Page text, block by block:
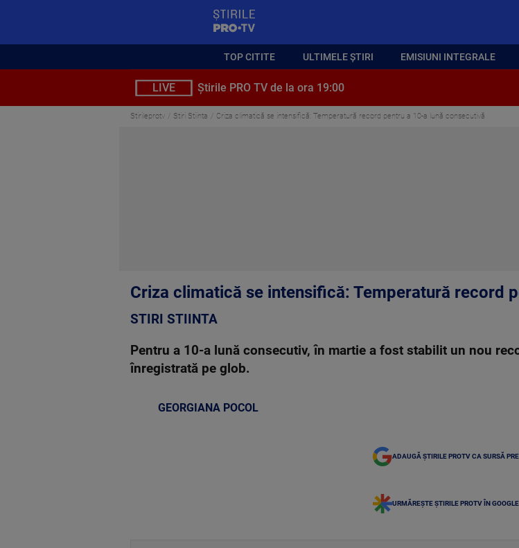
TOP CITITE ULTIMELE ȘTIRI EMISIUNI INTEGRALE
LIVE Știrile PRO TV de la ora 19:00
Stirileprotv Stiri Stiinta Criza climatică se intensifică: Temperatură record pentru a 10-a lună consecutivă
Criza climatică se intensifică: Temperatură record
STIRI STIINTA
Pentru a 10-a lună consecutiv, în martie a fost stabilit un nou
înregistrată pe glob.
GEORGIANA POCOL
ADAUGĂ ȘTIRILE PROTV CA SURSĂ
URMĂREȘTE ȘTIRILE PROTV ÎN